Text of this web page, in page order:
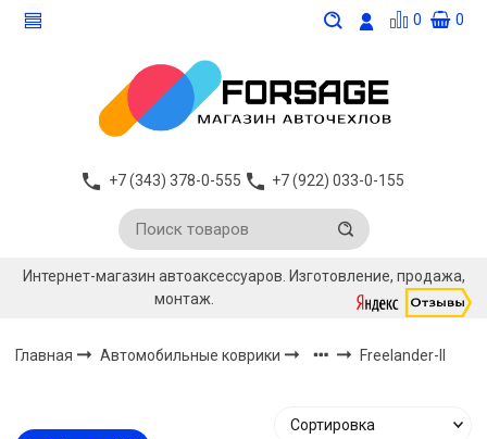
0 0
+7 (343) 378-0-555 +7 (922) 033-0-155
Интернет-магазин автоаксессуаров. Изготовление, продажа,
монтаж.
Главная Автомобильные коврики Freelander-II